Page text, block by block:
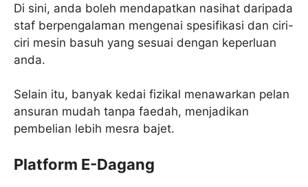
Di sini, anda boleh mendapatkan nasihat daripada
staf berpengalaman mengenai spesifikasi dan ciri-
ciri mesin basuh yang sesuai dengan keperluan
anda.
Selain itu, banyak kedai fizikal menawarkan pelan
ansuran mudah tanpa faedah, menjadikan
pembelian lebih mesra bajet.
Platform E-Dagang